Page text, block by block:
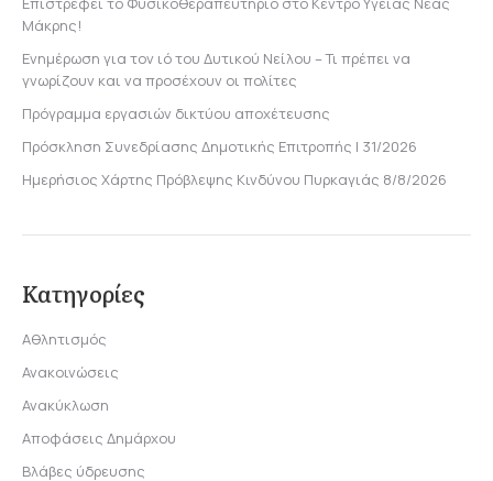
Μάκρης!
Ενημέρωση για τον ιό του Δυτικού Νείλου – Τι πρέπει να
γνωρίζουν και να προσέχουν οι πολίτες
Πρόγραμμα εργασιών δικτύου αποχέτευσης
Πρόσκληση Συνεδρίασης Δημοτικής Επιτροπής | 31/2026
Ημερήσιος Χάρτης Πρόβλεψης Κινδύνου Πυρκαγιάς 8/8/2026
Κατηγορίες
Αθλητισμός
Ανακοινώσεις
Ανακύκλωση
Αποφάσεις Δημάρχου
Βλάβες ύδρευσης